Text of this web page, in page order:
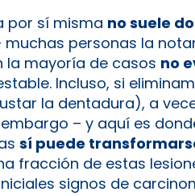
por sí misma no suele
muchas personas la
la mayoría de casos no
Incluso, si
la dentadura), a
– y aquí es
sí puede
fracción de estas
signos de